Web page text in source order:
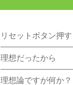
リセットボタン押
理想だったから
理想論ですが何か？